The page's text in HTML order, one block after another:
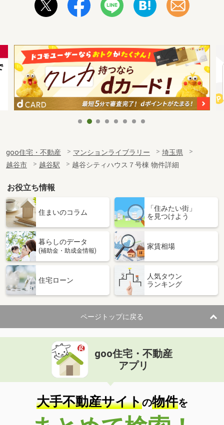
goo住宅・不動産 マンションライブラリー
埼玉県
越谷市
越谷駅 越谷シティハウス７号棟 物件詳細
お役立ち情報
住まいのコラム
「住みたい街」
を見つけよう
暮らしのデータ
(補助金・助成金情報)
家賃相場
住宅ローン
人気タウン
ランキング
ページトップに戻る
goo住宅・不動産
アプリ
大手不動産サイトの物件を